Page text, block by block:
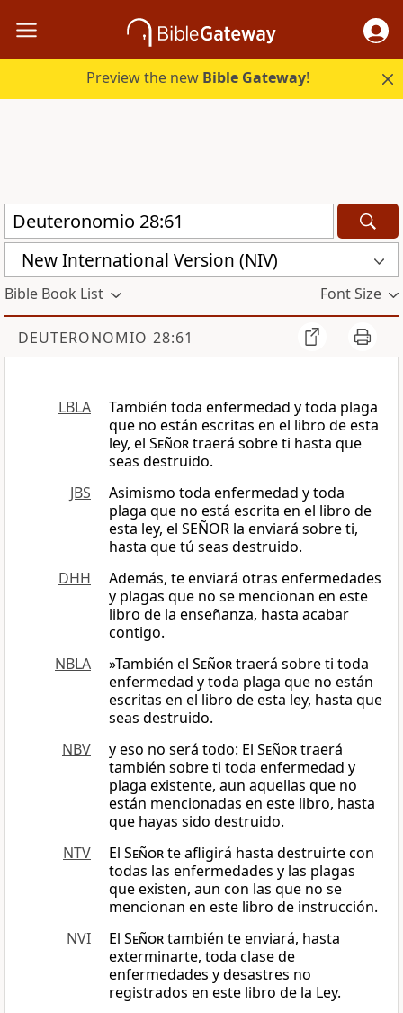
Preview the new Bible Gateway!
New International Version (NIV)
Bible Book List Font Size
DEUTERONOMIO 28:61
LBLA
También toda enfermedad y toda plaga
que no están escritas en el libro de esta
ley, el Señortraerá sobre ti hasta que
seas destruido.
JBS
Asimismo toda enfermedad y toda
plaga que no está escrita en el libro de
esta ley, el SEÑOR la enviará sobre ti,
hasta que tú seas destruido.
DHH
Además, te enviará otras enfermedades
y plagas que no se mencionan en este
libro de la enseñanza, hasta acabar
contigo.
NBLA
»También el Señortraerá sobre ti toda
enfermedad y toda plaga que no están
escritas en el libro de esta ley, hasta que
seas destruido.
NBV
y eso no será todo: El Señortraerá
también sobre ti toda enfermedad y
plaga existente, aun aquellas que no
están mencionadas en este libro, hasta
que hayas sido destruido.
NTV
El Señorte afligirá hasta destruirte con
todas las enfermedades y las plagas
que existen, aun con las que no se
mencionan en este libro de instrucción.
NVI
El Señortambién te enviará, hasta
exterminarte, toda clase de
enfermedades y desastres no
registrados en este libro de la Ley.